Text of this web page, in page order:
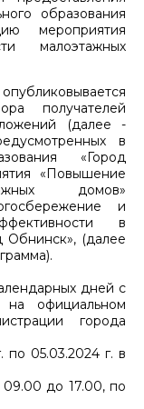
образования
мероприятия
малоэтажных
получателей
(далее -
в
«Город
«Повышение
домов»
и
в
Обнинск», (далее
дней с
на официальном
города
по 05.03.2024 г. в
до 17.00, по